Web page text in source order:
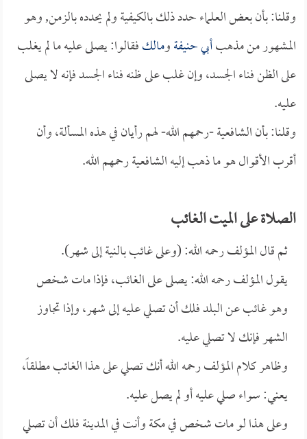
وقلنا: بأن بعض العلماء حدد ذلك بالكيفية ولم يحدده بالزمن, وهو
المشهور من مذهبأبي حنيفةومالكفقالوا: يصلى عليه ما لم يغلب
على الظن فناء الجسد، وإن غلب على ظنه فناء الجسد فإنه لا يصلى
عليه.
وقلنا: بأن الشافعية -رحمهم الله- لهم رأيان في هذه المسألة، وأن
أقرب الأقوال هو ما ذهب إليه الشافعية رحمهم الله.
الصلاة على الميت الغائب
ثم قال المؤلف رحمه الله: (وعلى غائب بالنية إلى شهر).
يقول المؤلف رحمه الله: يصلى على الغائب، فإذا مات شخص
وهو غائب عن البلد فلك أن تصلي عليه إلى شهر، وإذا تجاوز
الشهر فإنك لا تصلي عليه.
وظاهر كلام المؤلف رحمه الله أنك تصلي على هذا الغائب مطلقاً،
يعني: سواء صلي عليه أو لم يصل عليه.
وعلى هذا لو مات شخص في مكة وأنت في المدينة فلك أن تصلي